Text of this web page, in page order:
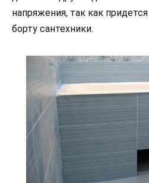
напряжения, так как
борту сантехники.